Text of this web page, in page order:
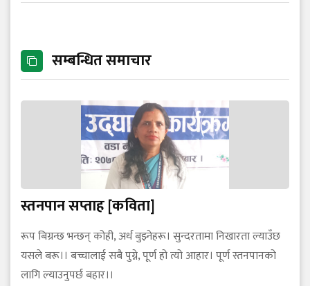
सम्बन्धित समाचार
स्तनपान सप्ताह [कविता]
रूप बिग्रन्छ भन्छन् कोही, अर्ध बुझ्नेहरू। सुन्दरतामा निखारता ल्याउँछ
यसले बरू।। बच्चालाई सबै पुग्ने, पूर्ण हो त्यो आहार। पूर्ण स्तनपानको
लागि ल्याउनुपर्छ बहार।।